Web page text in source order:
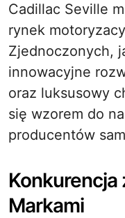
Cadillac Seville
rynek
Zjednoczonych,
innowacyjne
oraz luksusowy
się wzorem do
producentów
Konkurencja
Markami